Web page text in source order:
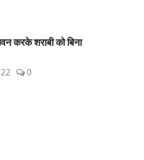
करके शराबी को बिना
0